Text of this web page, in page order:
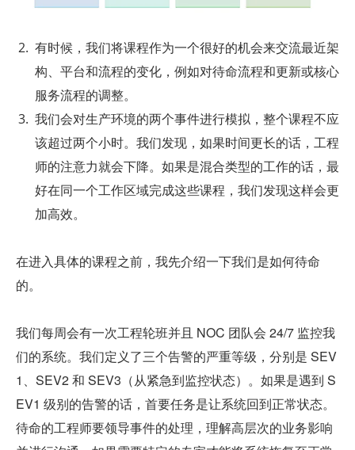
有时候，我们将课程作为一个很好的机会来交流最近架
构、平台和流程的变化，例如对待命流程和更新或核心
服务流程的调整。
我们会对生产环境的两个事件进行模拟，整个课程不应
该超过两个小时。我们发现，如果时间更长的话，工程
师的注意力就会下降。如果是混合类型的工作的话，最
好在同一个工作区域完成这些课程，我们发现这样会更
加高效。
在进入具体的课程之前，我先介绍一下我们是如何待命
的。
我们每周会有一次工程轮班并且 NOC 团队会 24/7 监控我
们的系统。我们定义了三个告警的严重等级，分别是 SEV
1、SEV2 和 SEV3（从紧急到监控状态）。如果是遇到 S
EV1 级别的告警的话，首要任务是让系统回到正常状态。
待命的工程师要领导事件的处理，理解高层次的业务影响